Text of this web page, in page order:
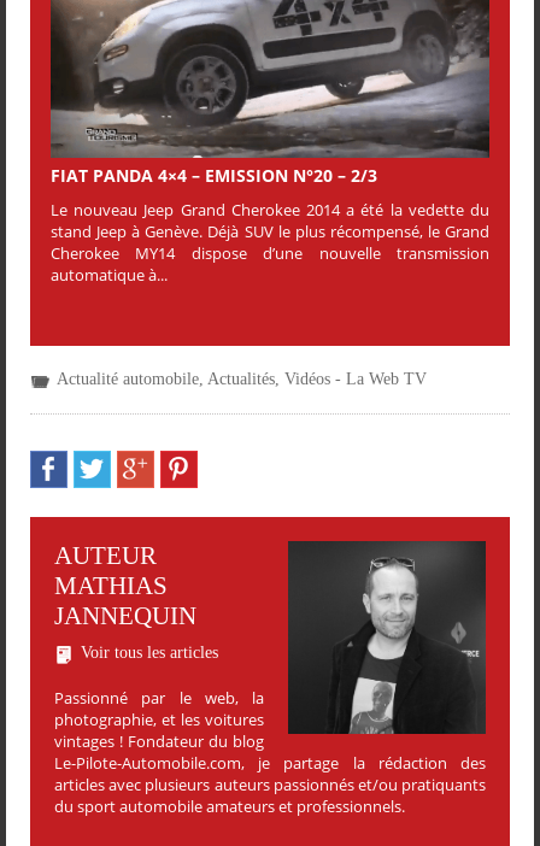
FIAT PANDA 4×4 – EMISSION N°20 – 2/3
Le nouveau Jeep Grand Cherokee 2014 a été la vedette du
stand Jeep à Genève. Déjà SUV le plus récompensé, le Grand
Cherokee MY14 dispose d’une nouvelle transmission
automatique à...
Actualité automobile Actualités Vidéos - La Web TV
AUTEUR
MATHIAS
JANNEQUIN
Voir tous les articles
Passionné par le web, la
photographie, et les voitures
vintages ! Fondateur du blog
Le-Pilote-Automobile.com, je partage la rédaction des
articles avec plusieurs auteurs passionnés et/ou pratiquants
du sport automobile amateurs et professionnels.